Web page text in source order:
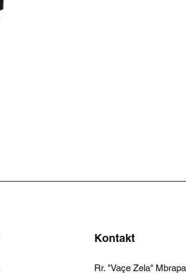
Kontakt
Rr. "Vaçe Zela"